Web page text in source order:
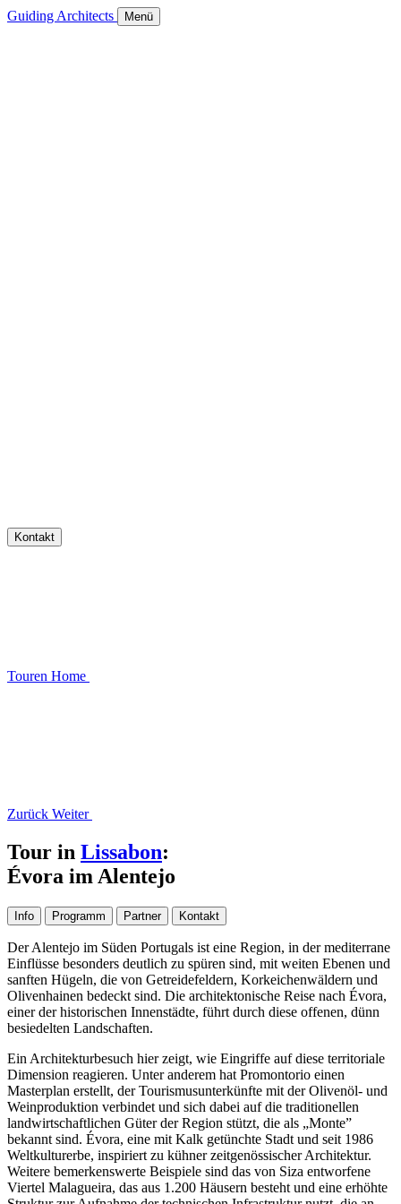
Guiding Architects Menü
Kontakt
Touren Home
Zurück Weiter
Tour in Lissabon:
Évora im Alentejo
Info Programm Partner Kontakt
Der Alentejo im Süden Portugals ist eine Region, in der mediterrane
Einflüsse besonders deutlich zu spüren sind, mit weiten Ebenen und
sanften Hügeln, die von Getreidefeldern, Korkeichenwäldern und
Olivenhainen bedeckt sind. Die architektonische Reise nach Évora,
einer der historischen Innenstädte, führt durch diese offenen, dünn
besiedelten Landschaften.
Ein Architekturbesuch hier zeigt, wie Eingriffe auf diese territoriale
Dimension reagieren. Unter anderem hat Promontorio einen
Masterplan erstellt, der Tourismusunterkünfte mit der Olivenöl- und
Weinproduktion verbindet und sich dabei auf die traditionellen
landwirtschaftlichen Güter der Region stützt, die als „Monte”
bekannt sind. Évora, eine mit Kalk getünchte Stadt und seit 1986
Weltkulturerbe, inspiriert zu kühner zeitgenössischer Architektur.
Weitere bemerkenswerte Beispiele sind das von Siza entworfene
Viertel Malagueira, das aus 1.200 Häusern besteht und eine erhöhte